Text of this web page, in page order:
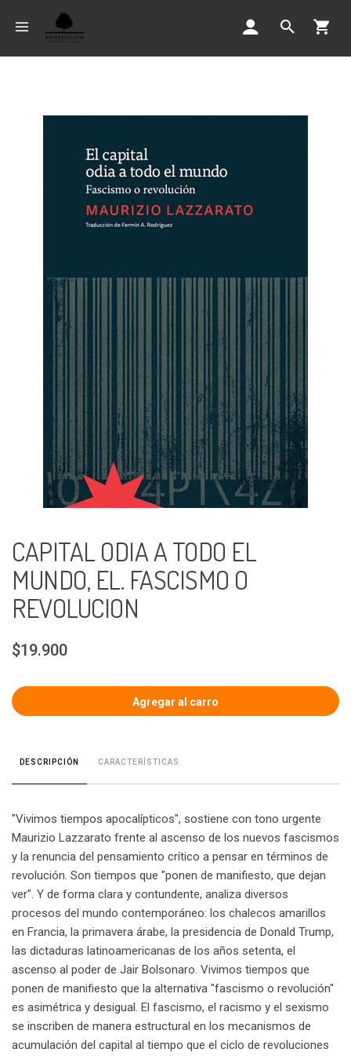
CAPITAL ODIA A TODO EL
MUNDO, EL. FASCISMO O
REVOLUCION
$19.900
DESCRIPCIÓN CARACTERÍSTICAS
"Vivimos tiempos apocalípticos", sostiene con tono urgente
Maurizio Lazzarato frente al ascenso de los nuevos fascismos
y la renuncia del pensamiento crítico a pensar en términos de
revolución. Son tiempos que "ponen de manifiesto, que dejan
ver". Y de forma clara y contundente, analiza diversos
procesos del mundo contemporáneo: los chalecos amarillos
en Francia, la primavera árabe, la presidencia de Donald Trump,
las dictaduras latinoamericanas de los años setenta, el
ascenso al poder de Jair Bolsonaro. Vivimos tiempos que
ponen de manifiesto que la alternativa "fascismo o revolución"
es asimétrica y desigual. El fascismo, el racismo y el sexismo
se inscriben de manera estructural en los mecanismos de
acumulación del capital al tiempo que el ciclo de revoluciones